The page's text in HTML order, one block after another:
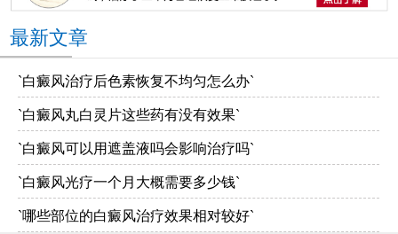
最新文章
`白癜风治疗后色素恢复不均匀怎么办`
`白癜风丸白灵片这些药有没有效果`
`白癜风可以用遮盖液吗会影响治疗吗`
`白癜风光疗一个月大概需要多少钱`
`哪些部位的白癜风治疗效果相对较好`